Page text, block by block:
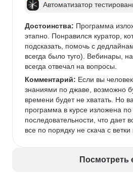
Автоматизатор
Достоинства: Программа
этапно. Понравился куратор,
подсказать, помочь с
всегда было туго). Вебинары,
всегда отвечал на вопросы.
Комментарий: Если вы
знаниями по джаве, возможно
времени будет не хватать. Но
программа в курсе изложена по
последовательности, что дает
все по порядку не скача с ветки
Посмотреть